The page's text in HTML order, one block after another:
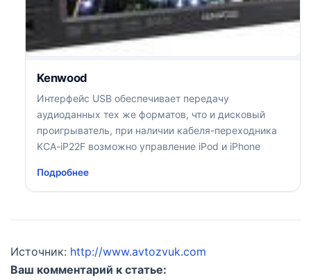
Kenwood
Интерфейс USB обеспечивает передачу
аудиоданных тех же форматов, что и дисковый
проигрыватель, при наличии кабеля-переходника
KCA-iP22F возможно управление iPod и iPhone
Подробнее
Источник: http://www.avtozvuk.com
Ваш комментарий к статье: